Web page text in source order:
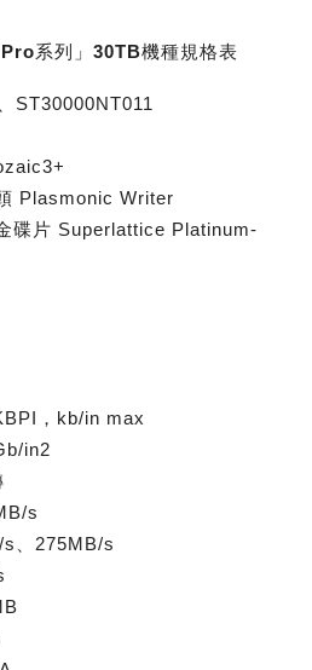
系列」30TB機種規格表
ST30000NT011
Plasmonic Writer
碟片 Superlattice Platinum-
，kb/in max
in2
s
、275MB/s